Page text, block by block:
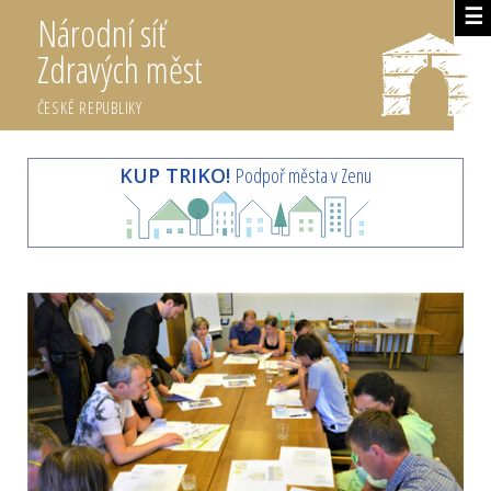
☰
Národní síť
Zdravých měst
ČESKÉ REPUBLIKY
KUP TRIKO! Podpoř města v Zenu